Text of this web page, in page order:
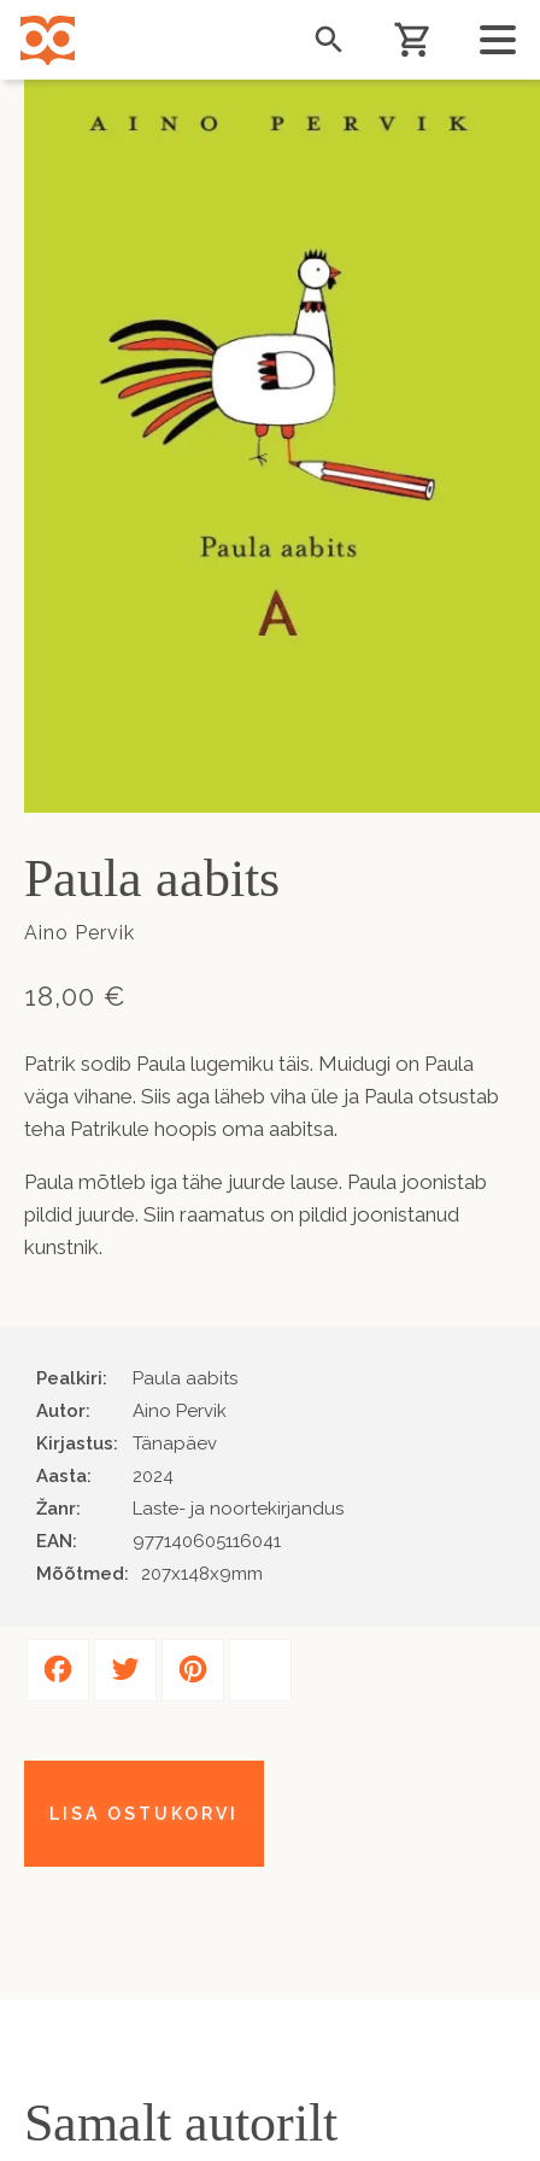
Liigu
edasi
põhisisu
juurde
Paula aabits
Aino Pervik
18,00 €
Patrik sodib Paula lugemiku täis. Muidugi on Paula
väga vihane. Siis aga läheb viha üle ja Paula otsustab
teha Patrikule hoopis oma aabitsa.
Paula mõtleb iga tähe juurde lause. Paula joonistab
pildid juurde. Siin raamatus on pildid joonistanud
kunstnik.
Pealkiri:
Paula aabits
Autor
Aino Pervik
Kirjastus
Tänapäev
Aasta
2024
Žanr
Laste- ja noortekirjandus
EAN
977140605116041
Mõõtmed:
207x148x9mm
Samalt autorilt